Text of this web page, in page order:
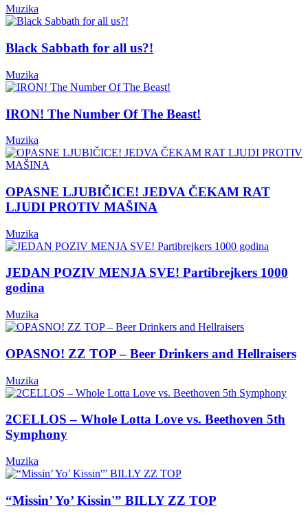
Muzika
Black Sabbath for all us?!
Muzika
IRON! The Number Of The Beast!
Muzika
OPASNE LJUBIČICE! JEDVA ČEKAM RAT
LJUDI PROTIV MAŠINA
Muzika
JEDAN POZIV MENJA SVE! Partibrejkers 1000
godina
Muzika
OPASNO! ZZ TOP – Beer Drinkers and Hellraisers
Muzika
2CELLOS – Whole Lotta Love vs. Beethoven 5th
Symphony
Muzika
“Missin’ Yo’ Kissin'” BILLY ZZ TOP